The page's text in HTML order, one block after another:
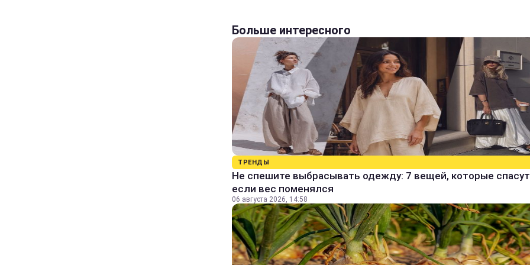
Больше интересного
ТРЕНДЫ
Не спешите выбрасывать одежду: 7 вещей, которые
если вес поменялся
06 августа 2026, 14:58